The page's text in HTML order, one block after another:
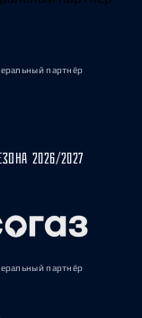
партнёр
2026/2027
партнёр